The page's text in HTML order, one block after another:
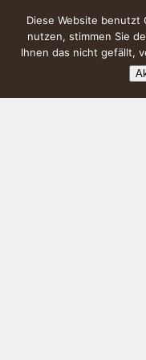
Diese Website benutzt
nutzen, stimmen Sie
Ihnen das nicht gefällt,